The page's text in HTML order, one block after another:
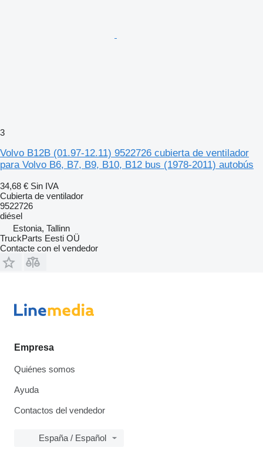
3
Volvo B12B (01.97-12.11) 9522726 cubierta de ventilador
para Volvo B6, B7, B9, B10, B12 bus (1978-2011) autobús
34,68 € Sin IVA
Cubierta de ventilador
9522726
diésel
Estonia, Tallinn
TruckParts Eesti OÜ
Contacte con el vendedor
Empresa
Quiénes somos
Ayuda
Contactos del vendedor
España / Español